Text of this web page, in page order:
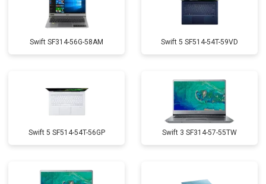
Swift SF314-56G-58AM Swift 5 SF514-54T-59VD
Swift 5 SF514-54T-56GP Swift 3 SF314-57-55TW